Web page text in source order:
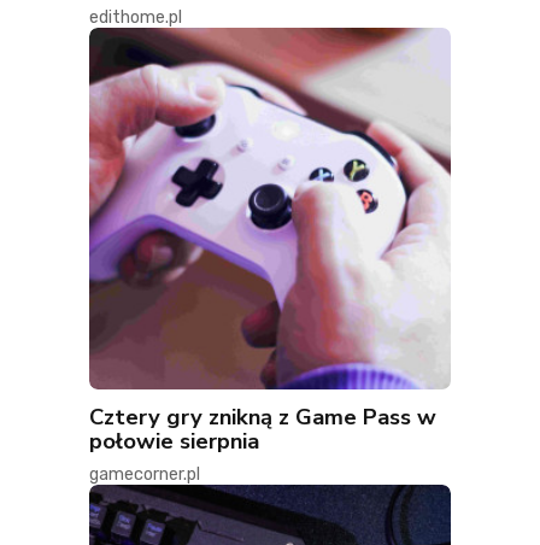
edithome.pl
Cztery gry znikną z Game Pass w
połowie sierpnia
gamecorner.pl